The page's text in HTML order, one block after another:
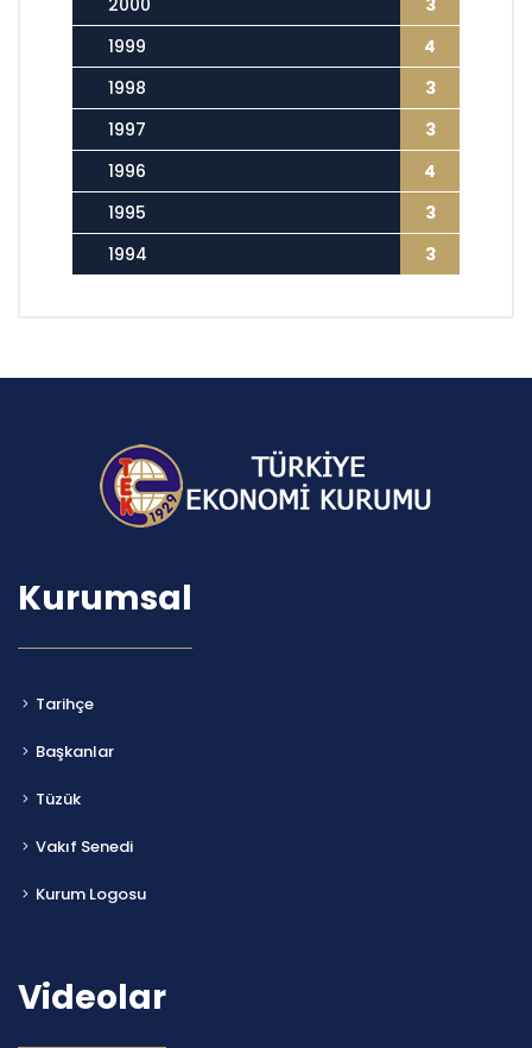
2000
3
1999
4
1998
3
1997
3
1996
4
1995
3
1994
3
Kurumsal
Tarihçe
Başkanlar
Tüzük
Vakıf Senedi
Kurum Logosu
Videolar